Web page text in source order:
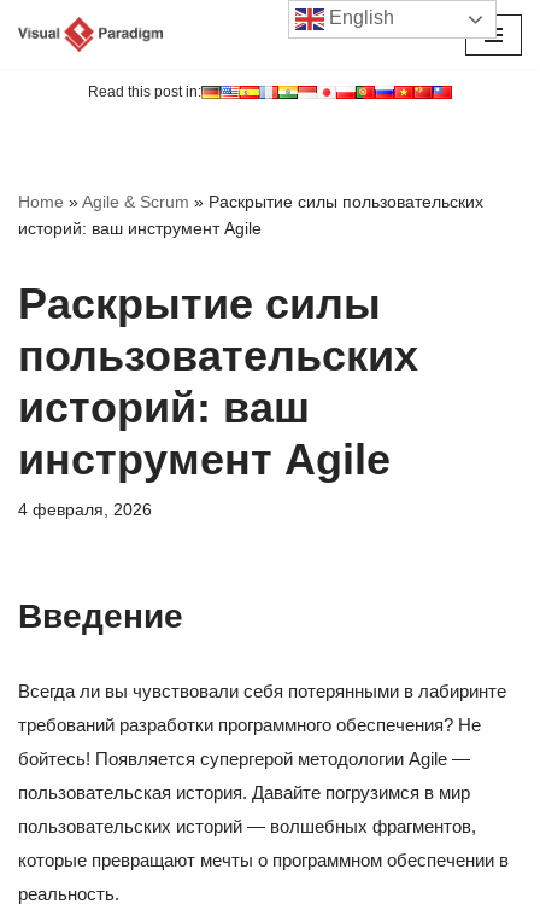
Read this post in:
Home »Agile & Scrum » Раскрытие силы пользовательских
историй: ваш инструмент Agile
Раскрытие силы
пользовательских
историй: ваш
инструмент Agile
4 февраля, 2026
Введение
Всегда ли вы чувствовали себя потерянными в лабиринте
требований разработки программного обеспечения? Не
бойтесь! Появляется супергерой методологии Agile —
пользовательская история. Давайте погрузимся в мир
пользовательских историй — волшебных фрагментов,
которые превращают мечты о программном обеспечении в
реальность.
English